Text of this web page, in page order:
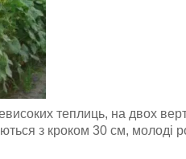
теплиць, на двох
з кроком 30 см, молоді